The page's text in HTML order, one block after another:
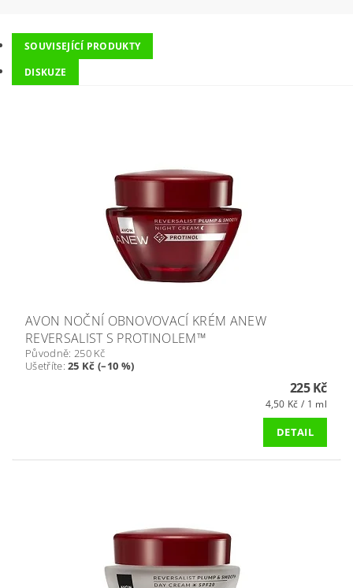
SOUVISEJÍCÍ PRODUKTY
DISKUZE
AVON NOČNÍ OBNOVOVACÍ KRÉM ANEW
REVERSALIST S PROTINOLEM™
Původně: 250 Kč
Ušetříte:25 Kč (–10 %)
225 Kč
4,50 Kč / 1 ml
DETAIL